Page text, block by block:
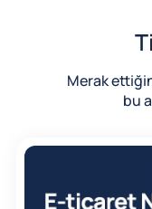
Merak
bu